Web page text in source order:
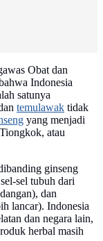
Obat dan
Indonesia
satunya
temulawak tidak
yang menjadi
atau
ginseng
sel tubuh dari
dan
lancar). Indonesia
dan negara lain,
herbal masih